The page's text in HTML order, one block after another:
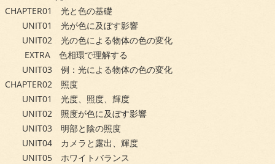
CHAPTER01 光と色の基礎
UNIT01 光が色に及ぼす影響
UNIT02 光の色による物体の色の変化
EXTRA 色相環で理解する
UNIT03 例：光による物体の色の変化
CHAPTER02 照度
UNIT01 光度、照度、輝度
UNIT02 照度が色に及ぼす影響
UNIT03 明部と陰の照度
UNIT04 カメラと露出、輝度
UNIT05 ホワイトバランス